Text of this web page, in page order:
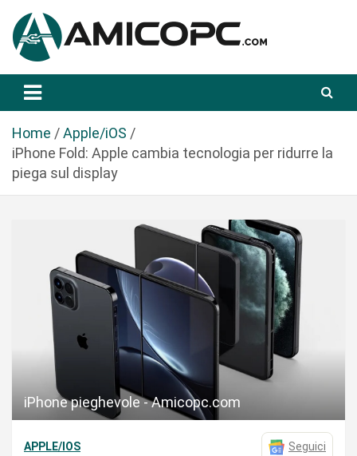
a
Amicopc.com
Home
Apple/iOS
iPhone Fold: Apple cambia tecnologia per ridurre la
piega sul display
iPhone pieghevole - Amicopc.com
APPLE/IOS Seguici